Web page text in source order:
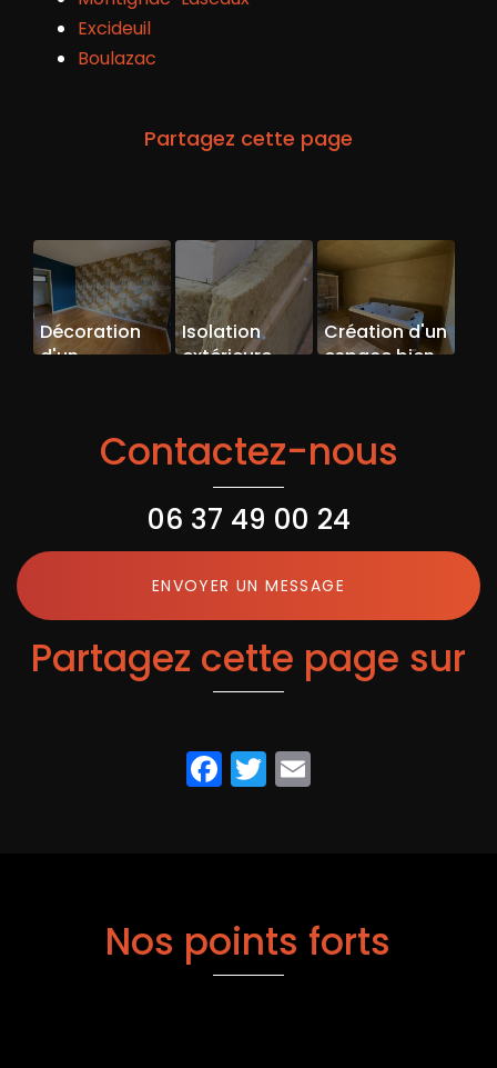
Excideuil
Boulazac
Décoration
d'un
Isolation
extérieure
Création d'un
espace bien
Contactez-nous
06 37 49 00 24
ENVOYER UN MESSAGE
Partagez cette page sur
Facebook
Twitter
Nos points forts